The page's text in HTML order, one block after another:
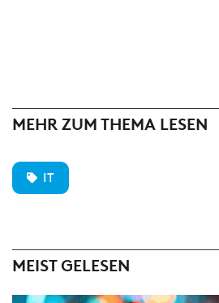
MEHR ZUM THEMA LESEN
IT
MEIST GELESEN